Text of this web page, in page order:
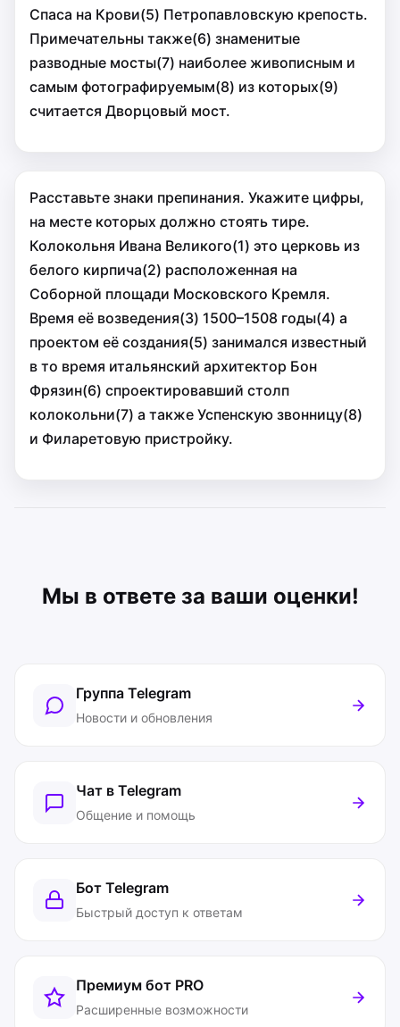
Спаса на Крови(5) Петропавловскую крепость.
Примечательны также(6) знаменитые
разводные мосты(7) наиболее живописным и
самым фотографируемым(8) из которых(9)
считается Дворцовый мост.
Расставьте знаки препинания. Укажите цифры,
на месте которых должно стоять тире.
Колокольня Ивана Великого(1) это церковь из
белого кирпича(2) расположенная на
Соборной площади Московского Кремля.
Время её возведения(3) 1500–1508 годы(4) а
проектом её создания(5) занимался известный
в то время итальянский архитектор Бон
Фрязин(6) спроектировавший столп
колокольни(7) а также Успенскую звонницу(8)
и Филаретовую пристройку.
Мы в ответе за ваши оценки!
Группа Telegram
Новости и обновления
Чат в Telegram
Общение и помощь
Бот Telegram
Быстрый доступ к ответам
Премиум бот PRO
Расширенные возможности